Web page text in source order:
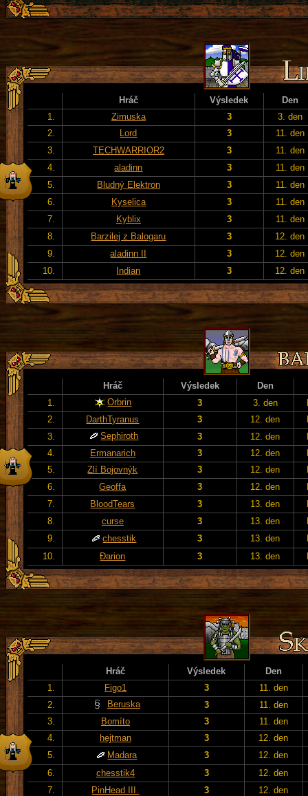
Hráč Výsledek
Den
1.
Zimuska 3
3. den
2.
Lord 3
11. den
3.
TECHWARRIOR2 3
11. den
4.
aladinn 3
11. den
5.
Bludný Elektron 3
11. den
6.
Kyselica 3
11. den
7.
Kyblix 3
11. den
8.
Barzilej z Balogaru 3
12. den
9.
aladinn II 3
12. den
10.
Indian 3 12. den
Hráč Výsledek
Den
1.
Orbrin 3 3. den
2.
DarthTyranus 3 12. den
3.
Sephiroth 3 12. den
4.
Ermanarich 3 12. den
5.
Zlí Bojovnýk 3 12. den
6.
Geoffa 3 12. den
7.
BloodTears 3 13. den
8.
curse 3 13. den
9.
chesstik 3 13. den
10.
Đarion 3 13. den
Hráč Výsledek
Den
1.
Figo1 3
11. den
2.
Beruska 3
11. den
3.
Bomíto 3
11. den
4.
hejtman 3
12. den
5.
Madara 3
12. den
6.
chesstik4 3
12. den
7.
PinHead III. 3
12. den